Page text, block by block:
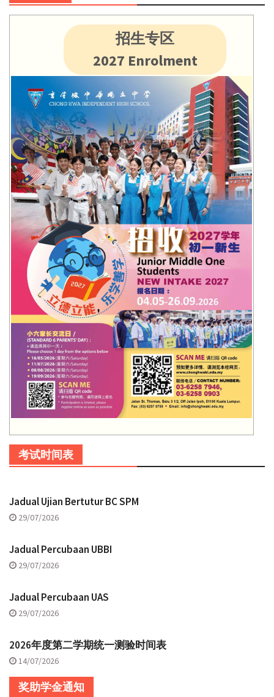
招生专区
2027 Enrolment
考试时间表
Jadual Ujian Bertutur BC SPM
29/07/2026
Jadual Percubaan UBBI
29/07/2026
Jadual Percubaan UAS
29/07/2026
2026年度第二学期统一测验时间表
14/07/2026
奖助学金通知